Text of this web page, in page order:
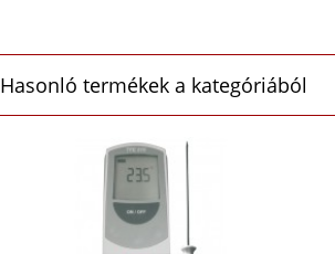
Hasonló termékek a kategóriából